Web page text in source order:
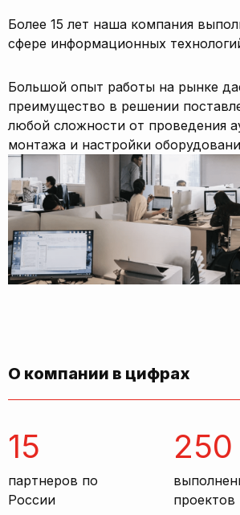
Более 15 лет наша компания
сфере информационных
Большой опыт работы на рынке
преимущество в решении
любой сложности от проведения
монтажа и настройки
О компании в цифрах
15
партнеров по
России
250
проектов